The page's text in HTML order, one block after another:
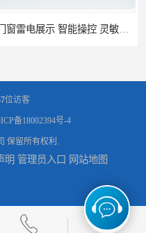
门窗风雨测试机 操作简单 使用寿命长
位访客
备18002394号-4
保留所有权利.
明 管理员入口 网站地图